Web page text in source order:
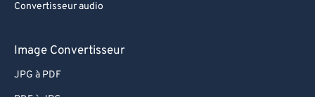
Convertisseur audio
Image Convertisseur
JPG à PDF